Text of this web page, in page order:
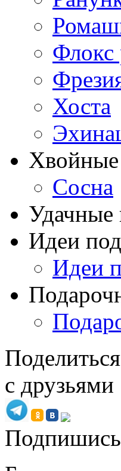
Флокс
Хоста
Хвойные
Сосна
Удачные
Идеи
Идеи
Поделиться
с друзьями